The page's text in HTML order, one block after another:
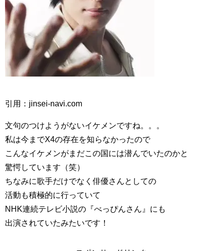
引用：jinsei-navi.com
文句のつけようがないイケメンですね。。。
私は今までX4の存在を知らなかったので
こんなイケメンがまだこの国には潜んでいたのかと
驚愕しています（笑）
ちなみに歌手だけでなく俳優さんとしての
活動も積極的に行っていて
NHK連続テレビ小説の『べっぴんさん』にも
出演されていたみたいです！